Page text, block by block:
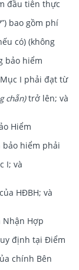
đầu tiên thực
bao gồm phí
có) (không
bảo hiểm
I phải đạt từ
chẵn)trở lên; và
Hiểm
bảo hiểm phải
I; và
HĐBH; và
Hợp
định tại Điểm
chính Bên